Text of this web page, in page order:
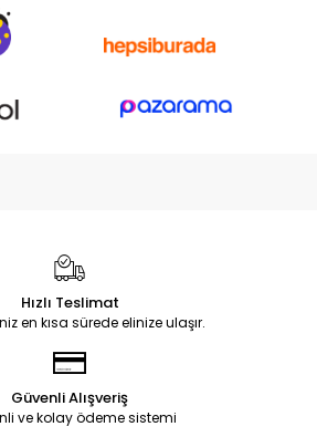
Hızlı Teslimat
en kısa sürede elinize ulaşır.
Güvenli Alışveriş
ve kolay ödeme sistemi